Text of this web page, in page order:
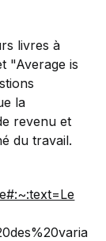
livres à
"Average is
la
revenu et
du travail.